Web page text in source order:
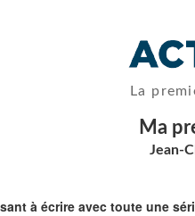
La
Ma
Jean-
à écrire avec toute une